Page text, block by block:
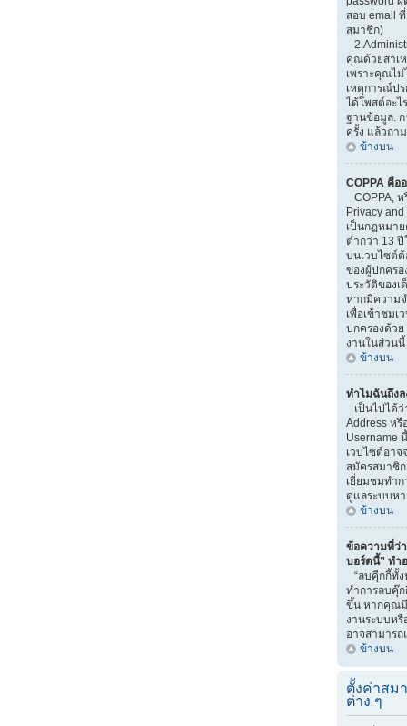
สอบ email
สมาชิก)
คุณด้วยสาเ
เพราะคุณไม่
เหตุการณ์ป
ได้โพสต์อะไ
ฐานข้อมูล.
ครั้ง แล้วถา
ข้างบน
COPPA คือ
COPPA, ห
Privacy and
เป็นกฏหมา
ต่ำกว่า 13 ปี
บนเวบไซต์
ของผู้ปกคร
ประวัติของเ
หากมีความ
เพื่อเข้าชมเ
ปกครองด้วย
งานในส่วนนี้
ข้างบน
ทำไมฉันถึงล
เป็นไปได้
Address ห
Username
เวบไซต์อาจ
สมัครสมาชิก
เยี่ยมชมทำ
ดูแลระบบห
ข้างบน
ข้อความที่ว่
บอร์ดนี้” ทำ
“ลบคุีกกี้ทั้ง
ทำการลบคุ๊
ขึ้น หากคุณมี
งานระบบหรื
อาจสามาร
ข้างบน
ตั้งค่าสม
ต่าง ๆ